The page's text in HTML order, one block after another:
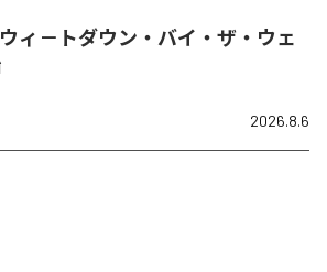
ィ－トダウン・バイ・ザ・ウェ
2026.8.6